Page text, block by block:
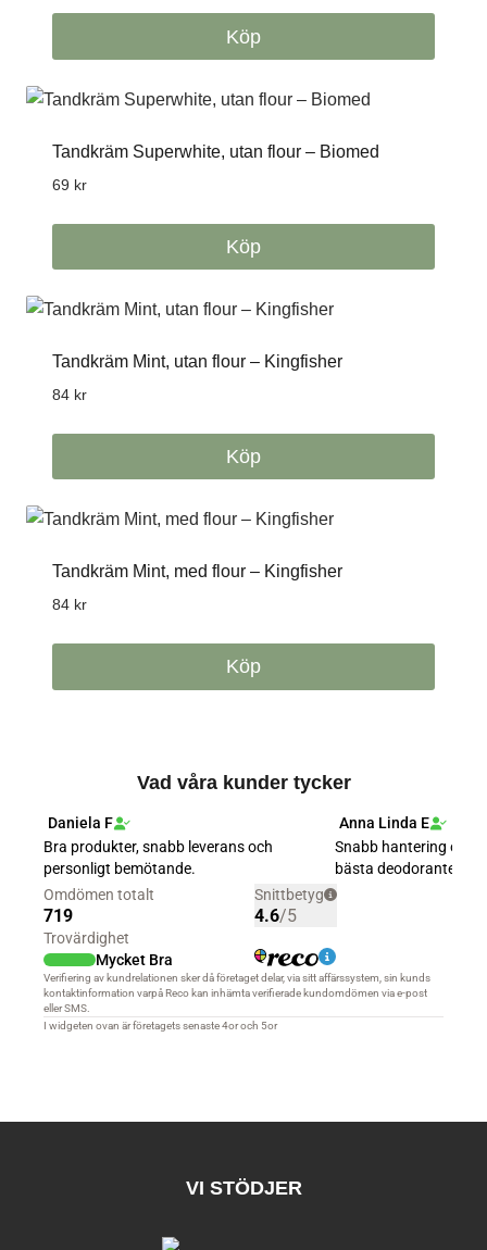
Köp
Tandkräm Superwhite, utan flour – Biomed
69 kr
Köp
Tandkräm Mint, utan flour – Kingfisher
84 kr
Köp
Tandkräm Mint, med flour – Kingfisher
84 kr
Köp
Vad våra kunder tycker
VI STÖDJER